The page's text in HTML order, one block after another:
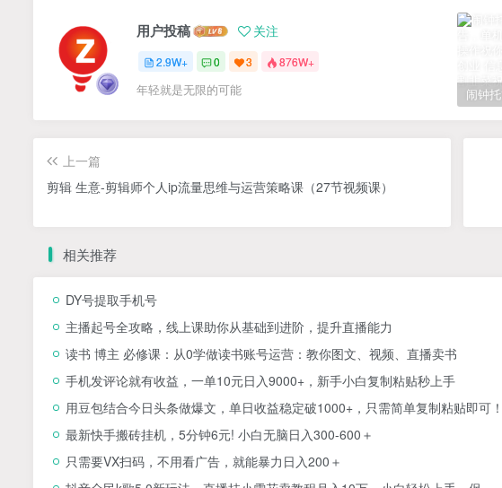
用户投稿 关注
2.9W+ 0 3 876W+
年轻就是无限的可能
上一篇
剪辑 生意-剪辑师个人ip流量思维与运营策略课（27节视频课）
相关推荐
DY号提取手机号
主播起号全攻略，线上课助你从基础到进阶，提升直播能力
读书 博主 必修课：从0学做读书账号运营：教你图文、视频、直播卖书
手机发评论就有收益，一单10元日入9000+，新手小白复制粘贴秒上手
用豆包结合今日头条做爆文，单日收益稳定破1000+，只需简单复制粘贴即可！
最新快手搬砖挂机，5分钟6元! 小白无脑日入300-600＋
只需要VX扫码，不用看广告，就能暴力日入200＋